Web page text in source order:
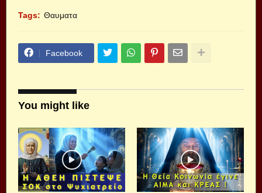
Tags: Θαυματα
Facebook
You might like